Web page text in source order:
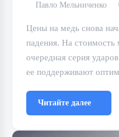
Павло Мельниченко
Цены на медь снова
падения. На стоимость
очередная серия
ее поддерживают
Читайте далее